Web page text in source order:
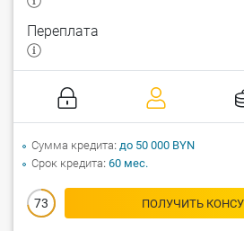
Переплата
73 ПОЛУЧИТЬ
Сумма кредита до 50 000 BYN
Срок кредита 60 мес.